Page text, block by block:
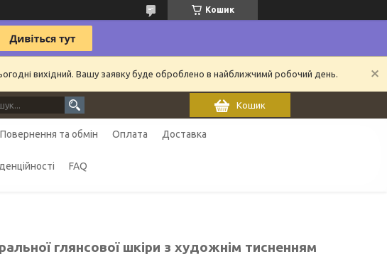
Кошик
вихідний. Вашу заявку буде оброблено в найближчимй робочий день.
Кошик
Повернення та обмін Оплата Доставка
FAQ
глянсової шкіри з художнім тисненням